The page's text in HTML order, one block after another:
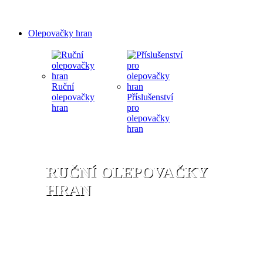
Olepovačky hran
Ruční
olepovačky
hran
Příslušenství
pro
olepovačky
hran
RUČNÍ OLEPOVAČKY
HRAN